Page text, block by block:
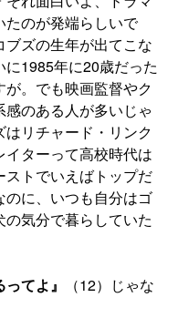
たのが発端らしいで
ズの生年が出てこな
に1985年に20歳だった
。でも映画監督やク
のある人が多いじゃ
リチャード・リンク
ターって高校時代は
トでいえばトップだ
のに、いつも自分はゴ
気分で暮らしていた
てよ』
（12）じゃな